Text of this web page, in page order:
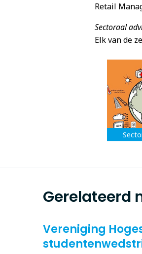
Retail
Sectoraal
Elk van de
Gerelateerd
Vereniging